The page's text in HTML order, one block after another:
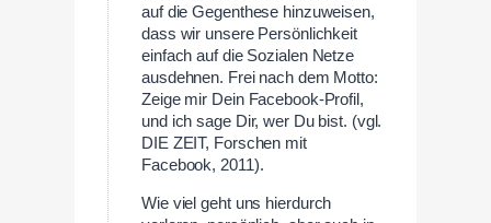
auf die Gegenthese hinzuweisen,
dass wir unsere Persönlichkeit
einfach auf die Sozialen Netze
ausdehnen. Frei nach dem Motto:
Zeige mir Dein Facebook-Profil,
und ich sage Dir, wer Du bist. (vgl.
DIE ZEIT, Forschen mit
Facebook, 2011).
Wie viel geht uns hierdurch